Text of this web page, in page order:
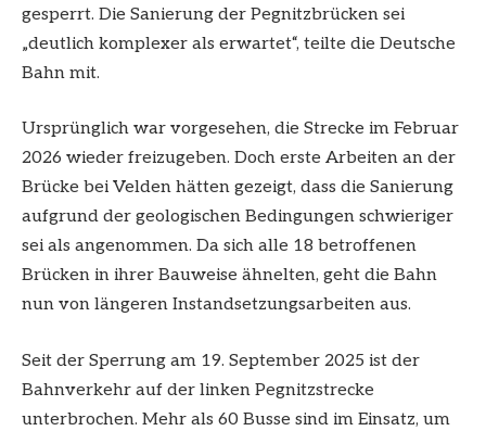
gesperrt. Die Sanierung der Pegnitzbrücken sei
„deutlich komplexer als erwartet“, teilte die Deutsche
Bahn mit.
Ursprünglich war vorgesehen, die Strecke im Februar
2026 wieder freizugeben. Doch erste Arbeiten an der
Brücke bei Velden hätten gezeigt, dass die Sanierung
aufgrund der geologischen Bedingungen schwieriger
sei als angenommen. Da sich alle 18 betroffenen
Brücken in ihrer Bauweise ähnelten, geht die Bahn
nun von längeren Instandsetzungsarbeiten aus.
Seit der Sperrung am 19. September 2025 ist der
Bahnverkehr auf der linken Pegnitzstrecke
unterbrochen. Mehr als 60 Busse sind im Einsatz, um